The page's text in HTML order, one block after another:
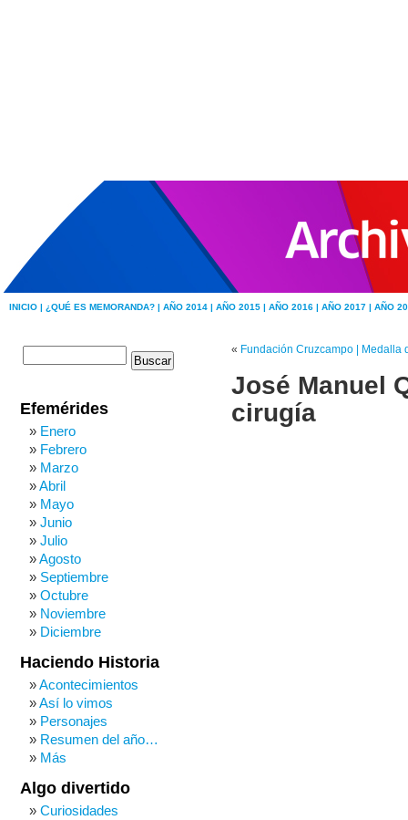
INICIO | ¿QUÉ ES MEMORANDA? | AÑO 2014 | AÑO 2015 | AÑO 2016 | AÑO 2017 | AÑO
« Fundación Cruzcampo | Medalla
José Manuel
cirugía
Efemérides
Enero
Febrero
Marzo
Abril
Mayo
Junio
Julio
Agosto
Septiembre
Octubre
Noviembre
Diciembre
Haciendo Historia
Acontecimientos
Así lo vimos
Personajes
Resumen del año…
Más
Algo divertido
Curiosidades